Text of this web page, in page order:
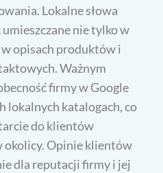
Lokalne słowa
nie tylko w
opisach produktów i
Ważnym
firmy w Google
lokalnych katalogach, co
do klientów
okolicy. Opinie klientów
dla reputacji firmy i jej